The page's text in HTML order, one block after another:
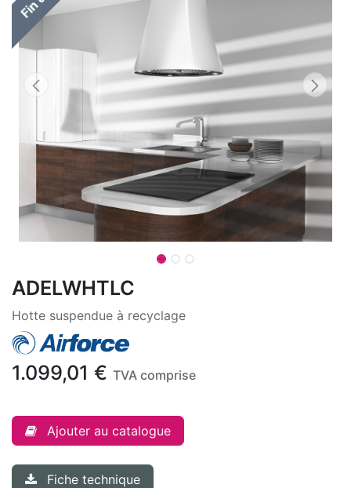
ADELWHTLC
Hotte suspendue à recyclage
1.099,01 € TVA comprise
Ajouter au catalogue
Fiche technique